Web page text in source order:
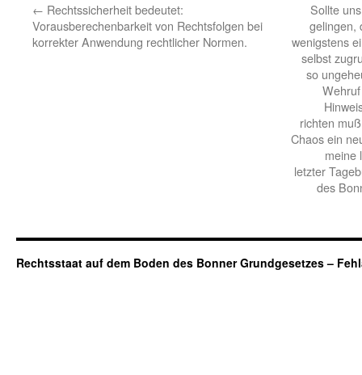
← Rechtssicherheit bedeutet:
Vorausberechenbarkeit von Rechtsfolgen bei
korrekter Anwendung rechtlicher Normen.
Sollte
gelingen,
wenigstens
selbst
so
richten
Chaos ein
meine
letzter
des
Rechtsstaat auf dem Boden des Bonner Grundgesetzes –